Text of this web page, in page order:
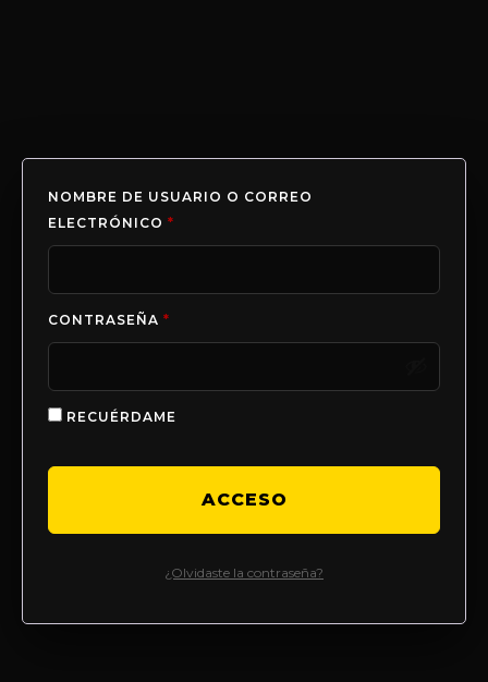
NOMBRE DE USUARIO O CORREO
ELECTRÓNICO *
CONTRASEÑA *
RECUÉRDAME
ACCESO
¿Olvidaste la contraseña?